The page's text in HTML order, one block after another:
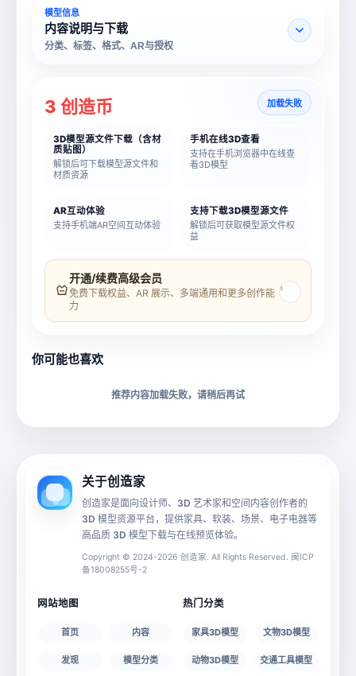
模型信息
内容说明与下载
分类、标签、格式、AR与授权
模型名称
材质贴图
文件大小
3 创造币 加载失败
3D模型源文件下载（含材
质贴图）
解锁后可下载模型源文件和
材质资源
手机在线3D查看
支持在手机浏览器中在线查
看3D模型
AR互动体验
支持手机端AR空间互动体验
支持下载3D模型源文件
解锁后可获取模型源文件权
益
开通/续费高级会员
免费下载权益、AR 展示、多端通用和更多创作能
力
›
你可能也喜欢
推荐内容加载失败，请稍后再试
关于创造家
创造家是面向设计师、3D 艺术家和空间内容创作者的
3D 模型资源平台，提供家具、软装、场景、电子电器等
高品质 3D 模型下载与在线预览体验。
Copyright © 2024-2026 创造家. All Rights Reserved. 闽ICP
备18008255号-2
网站地图
首页 内容
发现 模型分类
热门分类
家具3D模型 文物3D模型
动物3D模型 交通工具模型